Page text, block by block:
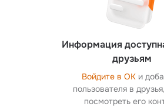
Информация
друзьям
Войдите в ОК и
пользователя в
посмотреть его